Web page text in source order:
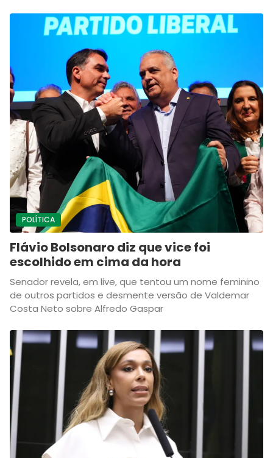
POLÍTICA
Flávio Bolsonaro diz que vice foi
escolhido em cima da hora
Senador revela, em live, que tentou um nome feminino
de outros partidos e desmente versão de Valdemar
Costa Neto sobre Alfredo Gaspar